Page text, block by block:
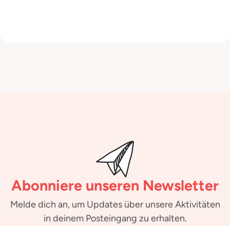
Abonniere unseren Newsletter
Melde dich an, um Updates über unsere Aktivitäten
in deinem Posteingang zu erhalten.